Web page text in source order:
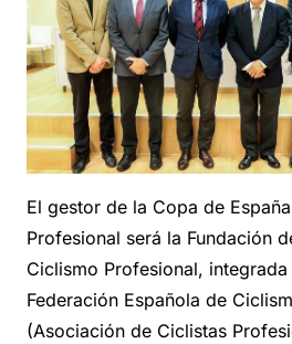
El gestor de la Copa de
Profesional será la Fundación
Ciclismo Profesional, integrada
Federación Española de
(Asociación de Ciclistas